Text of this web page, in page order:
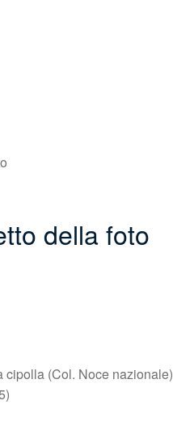
della foto
cipolla (Col. Noce nazionale)